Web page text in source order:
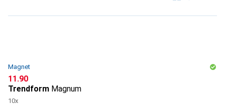
Magnet
CHF
11.90
Trendform Magnum
10x